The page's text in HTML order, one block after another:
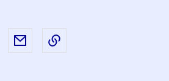
sur Twitter
Partager sur LinkedIn
Partager par email